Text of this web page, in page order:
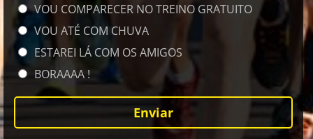
VOU COMPARECER NO TREINO GRATUITO
VOU ATÉ COM CHUVA
ESTAREI LÁ COM OS AMIGOS
BORAAAA !